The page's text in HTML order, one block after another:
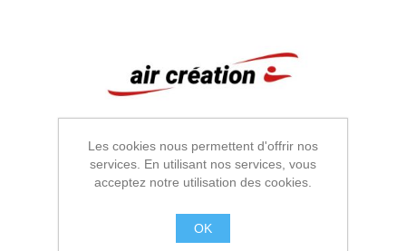
Les cookies nous permettent d'offrir nos
services. En utilisant nos services, vous
acceptez notre utilisation des cookies.
OK